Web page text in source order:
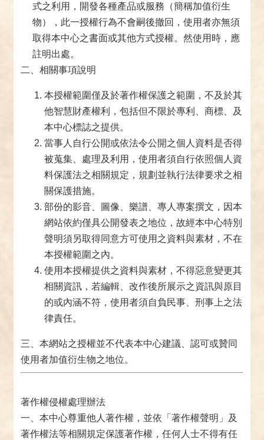
式之利用，開發各種產品或服務（簡稱加值衍生
物），此一授權行為不會嗣後撤回，使用者亦無須
取得本中心之書面或其他方式授權。然使用時，應
註明出處。
二、相關事項說明
本授權範圍僅及於著作權保護之範圍，不及於其
他智慧財產權利，包括但不限於專利、商標、及
本中心標誌之提供。
當事人自行公開或依法令公開之個人資料是否得
被蒐集、處理及利用，使用者須自行依照個人資
料保護法之相關規定，規劃並執行法律要求之相
關保護措施。
部份的影音、圖像、樂譜、專人專案撰文，因本
網站依約僅具公開發表之地位，故經本中心特別
聲明須另取得同意方可使用之資料與素材，不在
本授權範圍之內。
使用本授權提供之資料與素材，不得惡意變更其
相關資訊，若編輯、改作後所展示之資訊與原目
的或內涵不符，使用者須自負民事、刑事上之法
律責任。
三、本網站之授權並不代表本中心建議、認可或贊同
使用者加值衍生物之地位。
著作權侵權處理辦法
一、本中心尊重他人著作權，並依「著作權聲明」及
著作權法等相關規定保護著作權，任何人士不得有任